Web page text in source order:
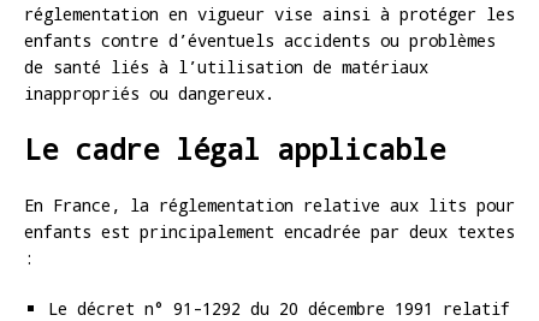
réglementation en vigueur vise ainsi à protéger les
enfants contre d’éventuels accidents ou problèmes
de santé liés à l’utilisation de matériaux
inappropriés ou dangereux.
Le cadre légal applicable
En France, la réglementation relative aux lits pour
enfants est principalement encadrée par deux textes
:
Le décret n° 91-1292 du 20 décembre 1991 relatif